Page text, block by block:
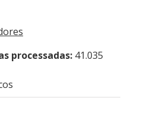
processadas: 41.035